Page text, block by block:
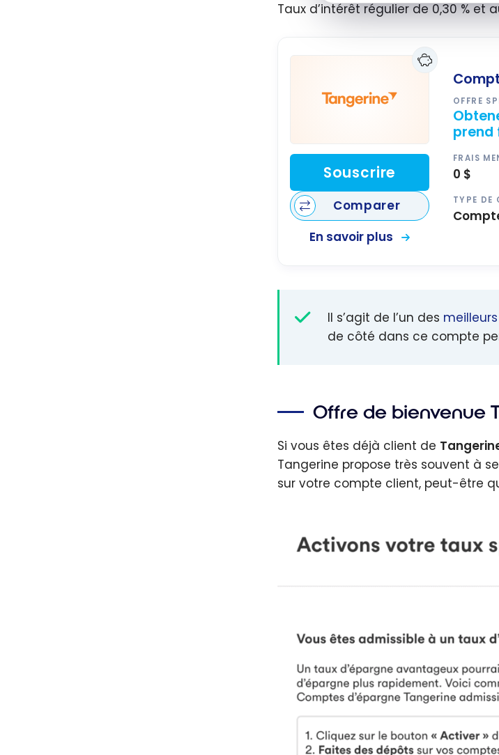
Taux d’intérêt régulier de 0,30 % et
OFFRE
prend
FRAIS
0 $
TYPE DE
Souscrire
Comparer
En savoir plus
Il s’agit de l’un des
de côté dans ce compte
Offre de bienvenue
Si vous êtes déjà client de
Tangerine propose très souvent à
sur votre compte client, peut-être